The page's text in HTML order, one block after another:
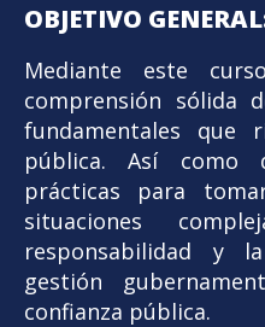
OBJETIVO
Mediante este
comprensión sólida
fundamentales que
pública. Así como
prácticas para
situaciones
responsabilidad y
gestión
confianza pública.